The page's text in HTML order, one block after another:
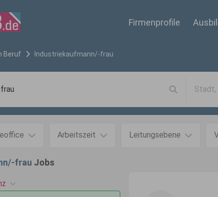
Firmenprofile
Beruf Industriekaufmann/-frau
Arbeitszeit Leitungsebene
frau Jobs